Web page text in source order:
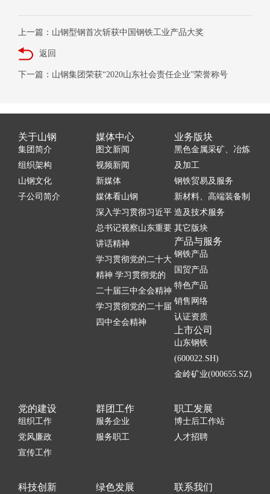
上一篇：山钢型钢首次斩获中国钢铁工业产品大奖
返回
下一篇：山钢集团荣获“2020山东社会责任企业”荣誉称号
关于山钢
集团简介
组织架构
山钢文化
子公司简介
媒体中心
图文新闻
视频新闻
新媒体
媒体看山钢
深入学习贯彻习近平
总书记视察山东重要
讲话精神
学习贯彻党的二十大
精神 学习贯彻党的
二十届三中全会精神
学习贯彻党的二十届
四中全会精神
业务版块
黑色金属采矿、冶炼
及加工
钢铁贸易及服务
新材料、高端装备制
造及技术服务
其它版块
产品与服务
钢铁产品
国贸产品
特色产品
销售网络
认证资质
上市公司
山东钢铁
(600022.SH)
金岭矿业(000655.SZ)
党的建设
组织工作
党风廉政
宣传工作
群团工作
服务企业
服务职工
职工发展
博士后工作站
人才招聘
科技创新 绿色发展 联系我们